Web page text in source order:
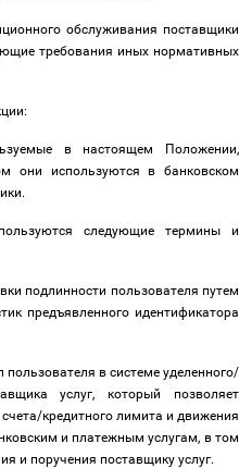
обслуживания поставщики
требования иных нормативных
в настоящем Положении,
они используются в банковском
следующие термины и
подлинности пользователя путем
предъявленного идентификатора
пользователя в системе уделенного/
услуг, который позволяет
/кредитного лимита и движения
и платежным услугам, в том
и поручения поставщику услуг.